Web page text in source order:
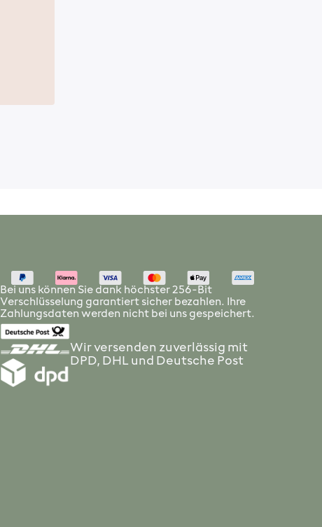
Bei uns können Sie dank höchster 256-Bit
Verschlüsselung garantiert sicher bezahlen. Ihre
Zahlungsdaten werden nicht bei uns gespeichert.
Wir versenden zuverlässig mit
DPD, DHL und Deutsche Post